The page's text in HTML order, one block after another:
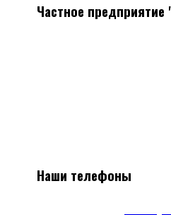
Частное
Наши телефоны